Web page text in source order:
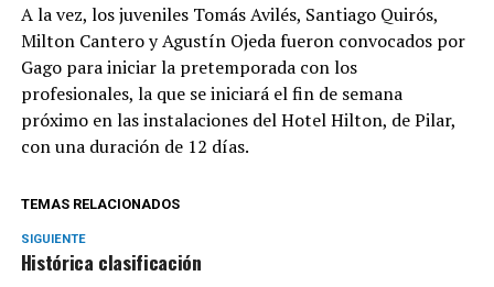
A la vez, los juveniles Tomás Avilés, Santiago Quirós,
Milton Cantero y Agustín Ojeda fueron convocados por
Gago para iniciar la pretemporada con los
profesionales, la que se iniciará el fin de semana
próximo en las instalaciones del Hotel Hilton, de Pilar,
con una duración de 12 días.
TEMAS RELACIONADOS
SIGUIENTE
Histórica clasificación